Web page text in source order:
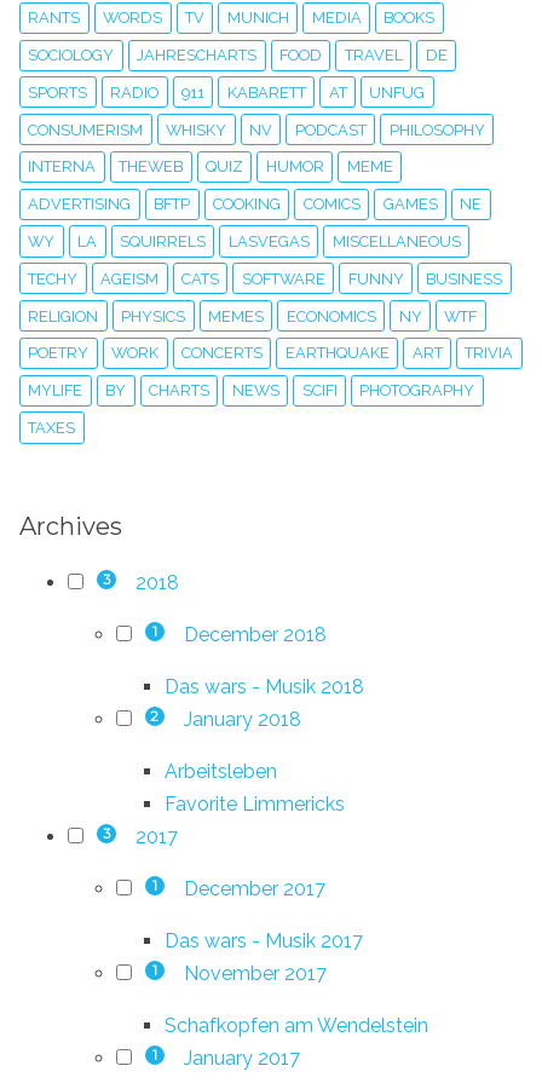
RANTS WORDS TV MUNICH MEDIA BOOKS
SOCIOLOGY JAHRESCHARTS FOOD TRAVEL DE
SPORTS RADIO 911 KABARETT AT UNFUG
CONSUMERISM WHISKY NV PODCAST PHILOSOPHY
INTERNA THEWEB QUIZ HUMOR MEME
ADVERTISING BFTP COOKING COMICS GAMES NE
WY LA SQUIRRELS LASVEGAS MISCELLANEOUS
TECHY AGEISM CATS SOFTWARE FUNNY BUSINESS
RELIGION PHYSICS MEMES ECONOMICS NY WTF
POETRY WORK CONCERTS EARTHQUAKE ART TRIVIA
MYLIFE BY CHARTS NEWS SCIFI PHOTOGRAPHY
TAXES
Archives
3 2018
1 December 2018
Das wars - Musik 2018
2 January 2018
Arbeitsleben
Favorite Limmericks
3 2017
1 December 2017
Das wars - Musik 2017
1 November 2017
Schafkopfen am Wendelstein
1 January 2017